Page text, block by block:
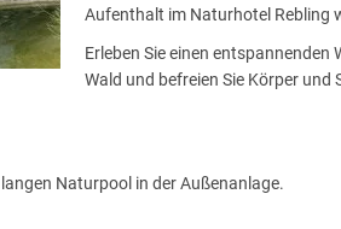
Aufenthalt im Naturhotel Rebling
Erleben Sie einen entspannenden
Wald und befreien Sie Körper und
Naturpool in der Außenanlage.